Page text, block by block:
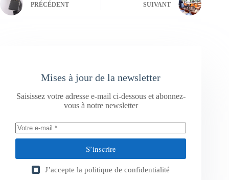
PRÉCÉDENT SUIVANT
Mises à jour de la newsletter
Saisissez votre adresse e-mail ci-dessous et abonnez-
vous à notre newsletter
S’inscrire
J’accepte la politique de confidentialité